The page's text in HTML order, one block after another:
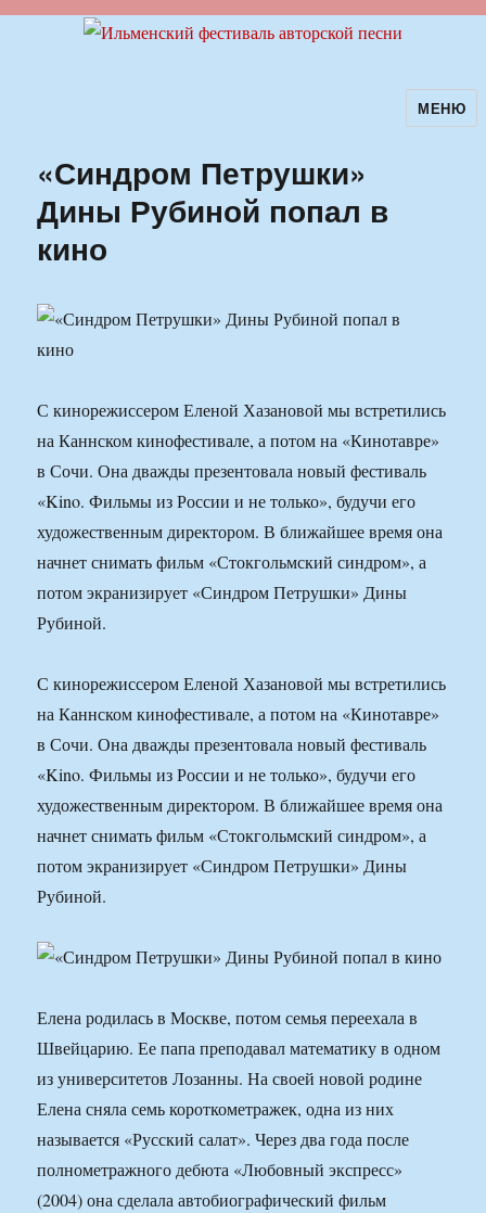
Ильменский фестиваль авторскойМЕНЮ
«Синдром Петрушки»
Дины Рубиной попал в
кино
С кинорежиссером Еленой Хазановой мы встретились
на Каннском кинофестивале, а потом на «Кинотавре»
в Сочи. Она дважды презентовала новый фестиваль
«Kino. Фильмы из России и не только», будучи его
художественным директором. В ближайшее время она
начнет снимать фильм «Стокгольмский синдром», а
потом экранизирует «Синдром Петрушки» Дины
Рубиной.
С кинорежиссером Еленой Хазановой мы встретились
на Каннском кинофестивале, а потом на «Кинотавре»
в Сочи. Она дважды презентовала новый фестиваль
«Kino. Фильмы из России и не только», будучи его
художественным директором. В ближайшее время она
начнет снимать фильм «Стокгольмский синдром», а
потом экранизирует «Синдром Петрушки» Дины
Рубиной.
Елена родилась в Москве, потом семья переехала в
Швейцарию. Ее папа преподавал математику в одном
из университетов Лозанны. На своей новой родине
Елена сняла семь короткометражек, одна из них
называется «Русский салат». Через два года после
полнометражного дебюта «Любовный экспресс»
(2004) она сделала автобиографический фильм